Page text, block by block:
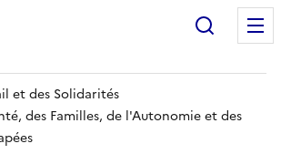
des cookies
et des Solidarités
des Familles, de l'Autonomie et des